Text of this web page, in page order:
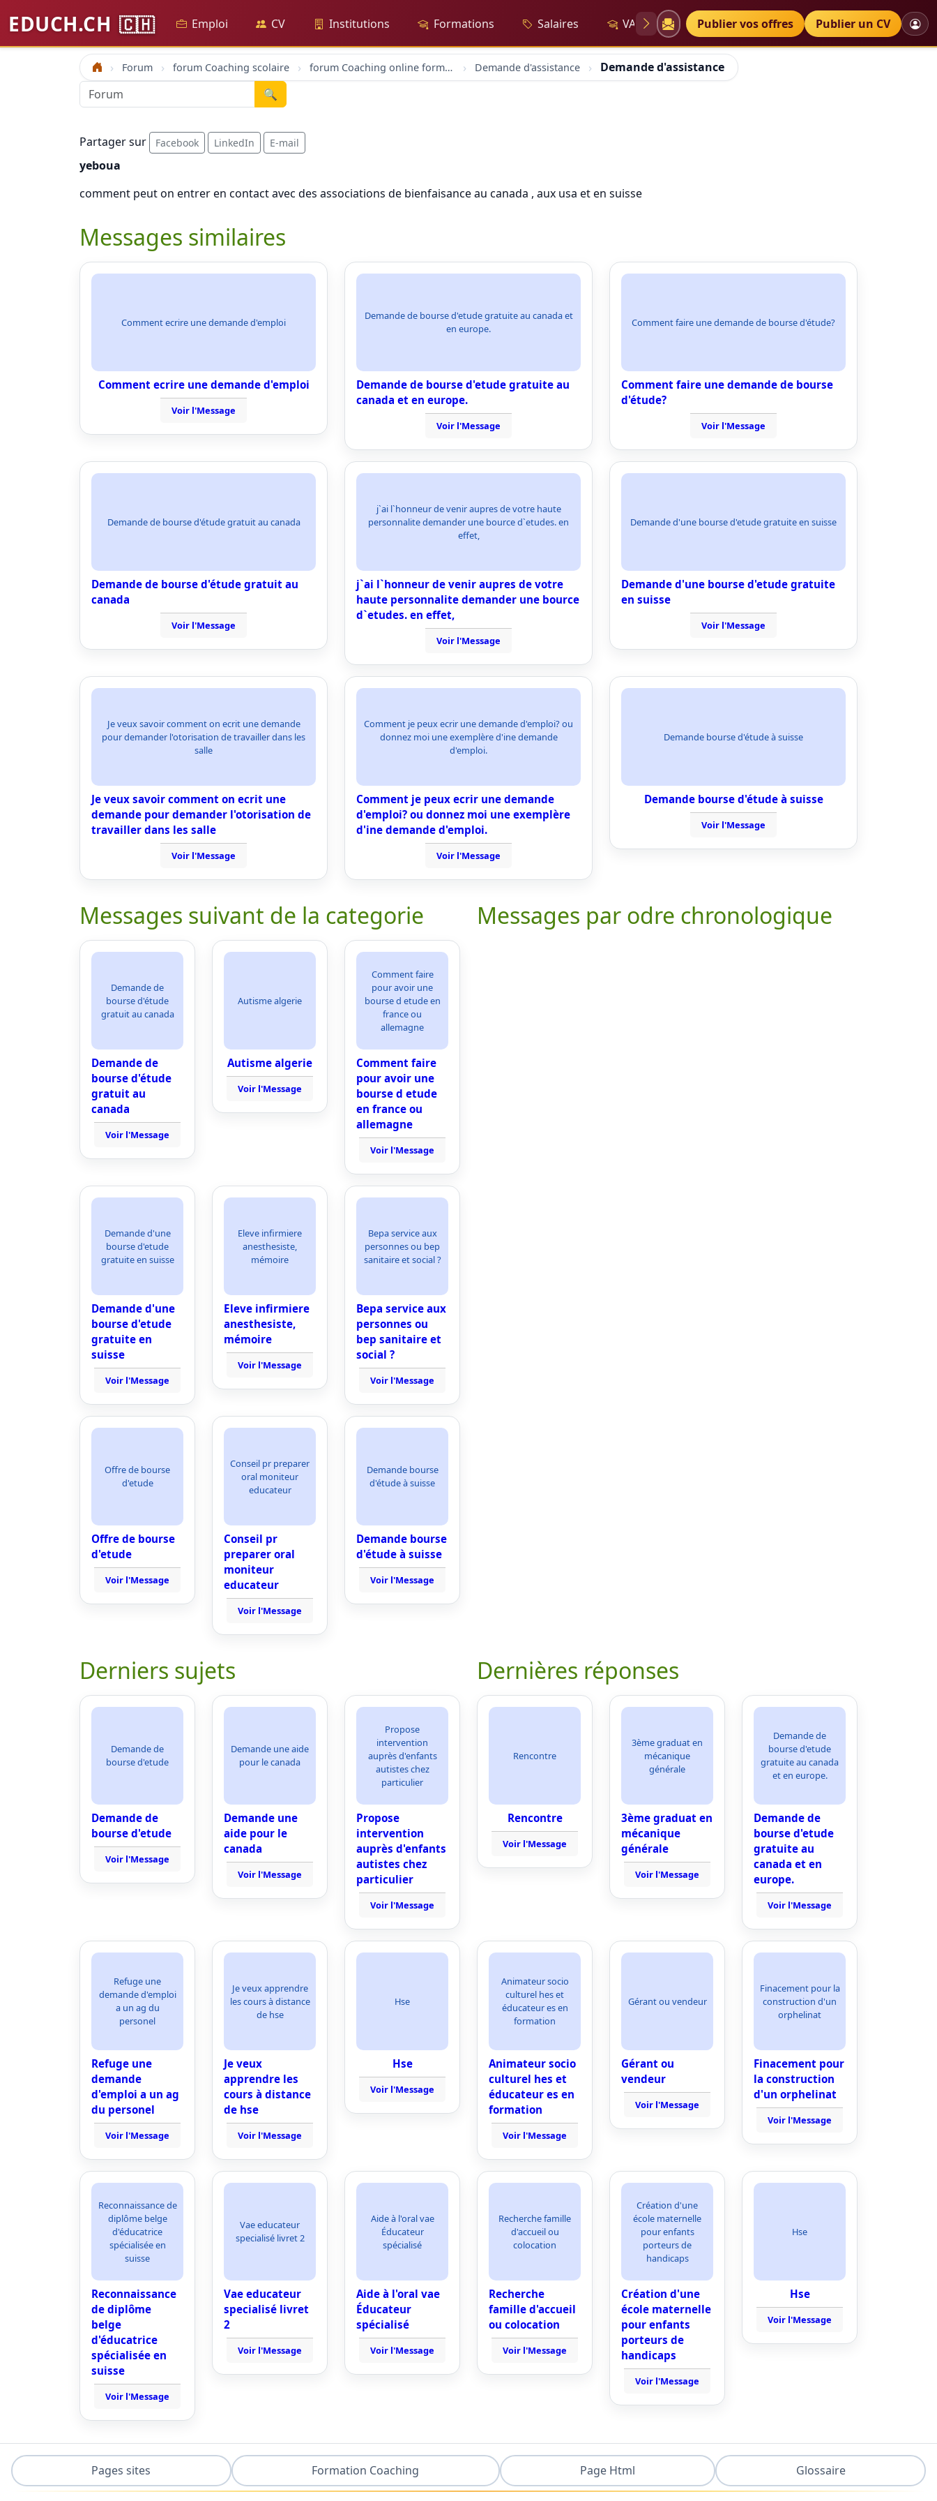
EDUCH.CH 🇨🇭 Emploi CV Institutions Formations Salaires VAE Diplômes Petites annonces
Publier vos offres Publier un CV
Accueil Forum forum Coaching scolaire forum Coaching online formation professionelle emploi education Demande d'assistance
Demande d'assistance
🔍
Partager sur Facebook LinkedIn E-mail
yeboua
comment peut on entrer en contact avec des associations de bienfaisance au canada , aux usa et en suisse
Messages similaires
Comment ecrire une demande d'emploi
Comment ecrire une demande d'emploi
Voir l'Message
Demande de bourse d'etude gratuite au canada et
en europe.
Demande de bourse d'etude gratuite au
canada et en europe.
Voir l'Message
Comment faire une demande de bourse d'étude?
Comment faire une demande de bourse
d'étude?
Voir l'Message
Demande de bourse d'étude gratuit au canada
Demande de bourse d'étude gratuit au
canada
Voir l'Message
j`ai l`honneur de venir aupres de votre haute
personnalite demander une bource d`etudes. en
effet,
j`ai l`honneur de venir aupres de votre
haute personnalite demander une bource
d`etudes. en effet,
Voir l'Message
Demande d'une bourse d'etude gratuite en suisse
Demande d'une bourse d'etude gratuite
en suisse
Voir l'Message
Je veux savoir comment on ecrit une demande
pour demander l'otorisation de travailler dans les
salle
Je veux savoir comment on ecrit une
demande pour demander l'otorisation de
travailler dans les salle
Voir l'Message
Comment je peux ecrir une demande d'emploi? ou
donnez moi une exemplère d'ine demande
d'emploi.
Comment je peux ecrir une demande
d'emploi? ou donnez moi une exemplère
d'ine demande d'emploi.
Voir l'Message
Demande bourse d'étude à suisse
Demande bourse d'étude à suisse
Voir l'Message
Messages suivant de la categorie
Demande de
bourse d'étude
gratuit au canada
Demande de
bourse d'étude
gratuit au
canada
Voir l'Message
Autisme algerie
Autisme algerie
Voir l'Message
Comment faire
pour avoir une
bourse d etude en
france ou
allemagne
Comment faire
pour avoir une
bourse d etude
en france ou
allemagne
Voir l'Message
Demande d'une
bourse d'etude
gratuite en suisse
Demande d'une
bourse d'etude
gratuite en
suisse
Voir l'Message
Eleve infirmiere
anesthesiste,
mémoire
Eleve infirmiere
anesthesiste,
mémoire
Voir l'Message
Bepa service aux
personnes ou bep
sanitaire et social ?
Bepa service aux
personnes ou
bep sanitaire et
social ?
Voir l'Message
Offre de bourse
d'etude
Offre de bourse
d'etude
Voir l'Message
Conseil pr preparer
oral moniteur
educateur
Conseil pr
preparer oral
moniteur
educateur
Voir l'Message
Demande bourse
d'étude à suisse
Demande bourse
d'étude à suisse
Voir l'Message
Messages par odre chronologique
Derniers sujets
Demande de
bourse d'etude
Demande de
bourse d'etude
Voir l'Message
Demande une aide
pour le canada
Demande une
aide pour le
canada
Voir l'Message
Propose
intervention
auprès d'enfants
autistes chez
particulier
Propose
intervention
auprès d'enfants
autistes chez
particulier
Voir l'Message
Refuge une
demande d'emploi
a un ag du
personel
Refuge une
demande
d'emploi a un ag
du personel
Voir l'Message
Je veux apprendre
les cours à distance
de hse
Je veux
apprendre les
cours à distance
de hse
Voir l'Message
Hse
Hse
Voir l'Message
Reconnaissance de
diplôme belge
d'éducatrice
spécialisée en
suisse
Reconnaissance
de diplôme
belge
d'éducatrice
spécialisée en
suisse
Voir l'Message
Vae educateur
specialisé livret 2
Vae educateur
specialisé livret
2
Voir l'Message
Aide à l'oral vae
Éducateur
spécialisé
Aide à l'oral vae
Éducateur
spécialisé
Voir l'Message
Dernières réponses
Rencontre
Rencontre
Voir l'Message
3ème graduat en
mécanique
générale
3ème graduat en
mécanique
générale
Voir l'Message
Demande de
bourse d'etude
gratuite au canada
et en europe.
Demande de
bourse d'etude
gratuite au
canada et en
europe.
Voir l'Message
Animateur socio
culturel hes et
éducateur es en
formation
Animateur socio
culturel hes et
éducateur es en
formation
Voir l'Message
Gérant ou vendeur
Gérant ou
vendeur
Voir l'Message
Finacement pour la
construction d'un
orphelinat
Finacement pour
la construction
d'un orphelinat
Voir l'Message
Recherche famille
d'accueil ou
colocation
Recherche
famille d'accueil
ou colocation
Voir l'Message
Création d'une
école maternelle
pour enfants
porteurs de
handicaps
Création d'une
école maternelle
pour enfants
porteurs de
handicaps
Voir l'Message
Hse
Hse
Voir l'Message
Pages sites Formation Coaching Page Html Glossaire